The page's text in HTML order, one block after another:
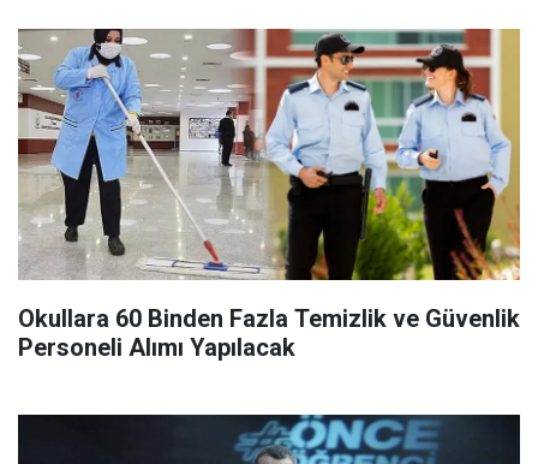
Okullara 60 Binden Fazla Temizlik ve Güvenlik
Personeli Alımı Yapılacak